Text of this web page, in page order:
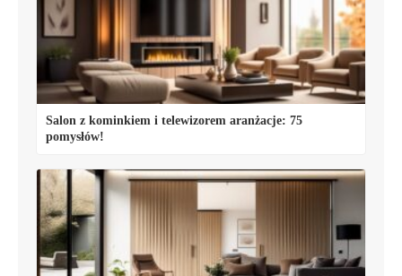
Salon z kominkiem i telewizorem aranżacje: 75
pomysłów!